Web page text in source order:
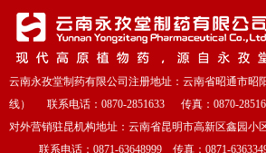
云南永孜堂制药有限公司注册地址：云南省昭通市昭
线） 联系电话：0870-2851633 传真：0870-
对外营销驻昆机构地址：云南省昆明市高新区鑫
联系电话：0871-63648999 传真：0871-